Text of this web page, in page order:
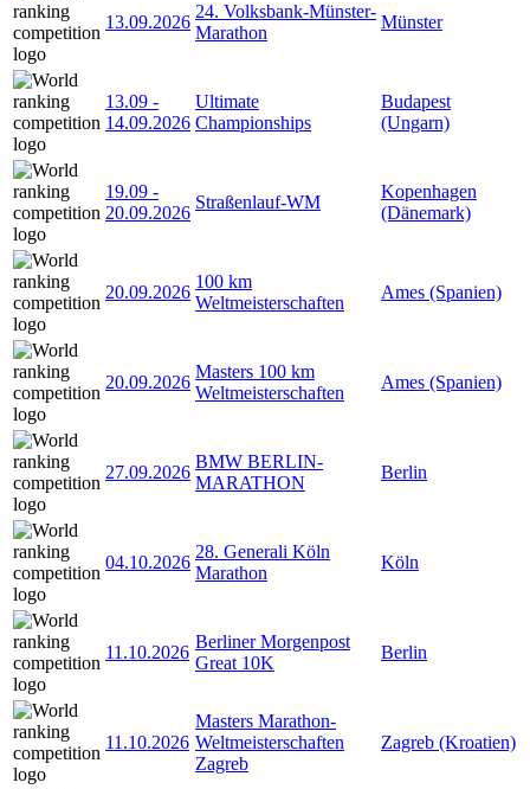
13.09.2026
24. Volksbank-Münster-
Marathon
Münster
13.09 -
14.09.2026
Ultimate
Championships
Budapest
(Ungarn)
19.09 -
20.09.2026
Straßenlauf-WM
Kopenhagen
(Dänemark)
20.09.2026
100 km
Weltmeisterschaften
Ames (Spanien)
20.09.2026
Masters 100 km
Weltmeisterschaften
Ames (Spanien)
27.09.2026
BMW BERLIN-
MARATHON
Berlin
04.10.2026
28. Generali Köln
Marathon
Köln
11.10.2026
Berliner Morgenpost
Great 10K
Berlin
11.10.2026
Masters Marathon-
Weltmeisterschaften
Zagreb
Zagreb (Kroatien)